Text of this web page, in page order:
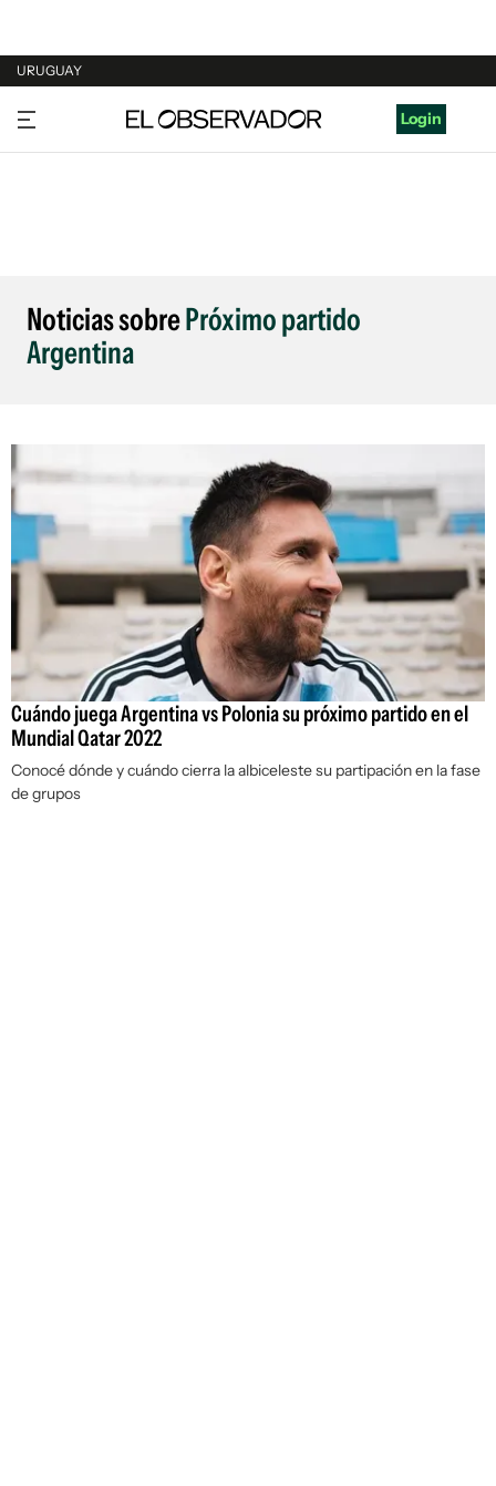
URUGUAY
URUGUAY
ARGENTINA
Login
Noticias sobrePróximo partido
Argentina
Cuándo juega Argentina vs Polonia su próximo partido en el
Mundial Qatar 2022
Conocé dónde y cuándo cierra la albiceleste su partipación en la fase
de grupos